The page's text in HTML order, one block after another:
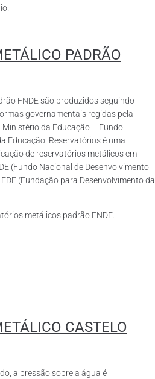
PADRÃO
FNDE são produzidos seguindo
governamentais regidas pela
Ministério da Educação – Fundo
Educação. Reservatórios é uma
de reservatórios metálicos em
(Fundo Nacional de Desenvolvimento
(Fundação para Desenvolvimento da
metálicos padrão FNDE.
CASTELO
a pressão sobre a água é